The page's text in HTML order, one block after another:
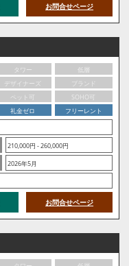
お問合せページ
タワー
低層
デザイナーズ
ブランド
ペット可
SOHO可
礼金ゼロ
フリーレント
210,000円 - 260,000円
2026年5月
お問合せページ